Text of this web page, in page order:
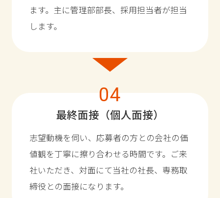
ます。 主に管理部部長、採用担当者が担当
します。
04
最終面接（個人面接）
志望動機を伺い、応募者の方との会社の価
値観を丁寧に擦り合わせる時間です。ご来
社いただき、対面にて当社の社長、専務取
締役との面接になります。